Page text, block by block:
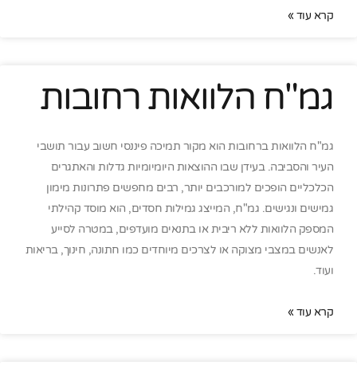
קרא עוד »
גמ"ח הלוואות רחובות
גמ"ח הלוואות ברחובות הוא מקור תמיכה פיננסי חשוב עבור תושבי
העיר והסביבה. בעידן שבו ההוצאות היומיומיות גדלות והאתגרים
הכלכליים הופכים למורכבים יותר, רבים מחפשים פתרונות מימון
גמישים ונגישים. גמ"ח, המייצג גמילות חסדים, הוא מוסד קהילתי
המספק הלוואות ללא ריבית או בתנאים מועדפים, במטרה לסייע
לאנשים במצבי מצוקה או לצרכים מיוחדים כמו חתונה, חינוך, בריאות
ועוד.
קרא עוד »